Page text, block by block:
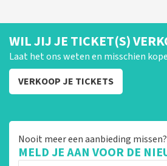
WIL JIJ JE TICKET(S)
Laat het ons weten en misschien
VERKOOP JE TICKETS
Nooit meer een aanbieding missen?
MELD JE AAN VOOR DE